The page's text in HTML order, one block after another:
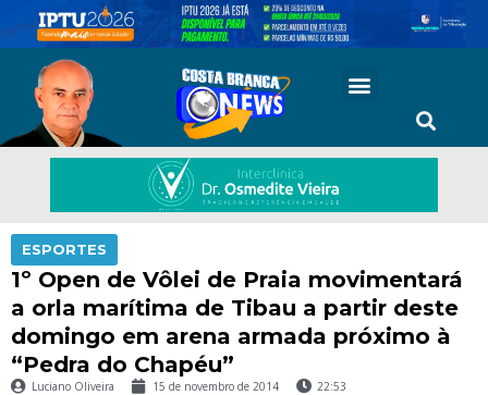
ESPORTES
1º Open de Vôlei de Praia movimentará
a orla marítima de Tibau a partir deste
domingo em arena armada próximo à
“Pedra do Chapéu”
Luciano Oliveira 15 de novembro de 2014 22:53